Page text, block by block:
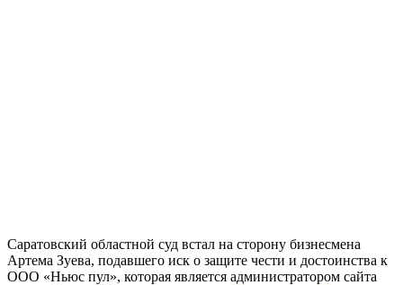
Саратовский областной суд встал на сторону бизнесмена
Артема Зуева, подавшего иск о защите чести и достоинства к
ООО «Ньюс пул», которая является администратором сайта